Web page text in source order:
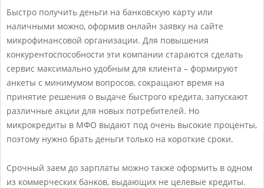
Быстро получить деньги на банковскую карту или
наличными можно, оформив онлайн заявку на сайте
микрофинансовой организации. Для повышения
конкурентоспособности эти компании стараются сделать
сервис максимально удобным для клиента – формируют
анкеты с минимумом вопросов, сокращают время на
принятие решения о выдаче быстрого кредита, запускают
различные акции для новых потребителей. Но
микрокредиты в МФО выдают под очень высокие проценты,
поэтому нужно брать деньги только на короткие сроки.
Срочный заем до зарплаты можно также оформить в одном
из коммерческих банков, выдающих не целевые кредиты.